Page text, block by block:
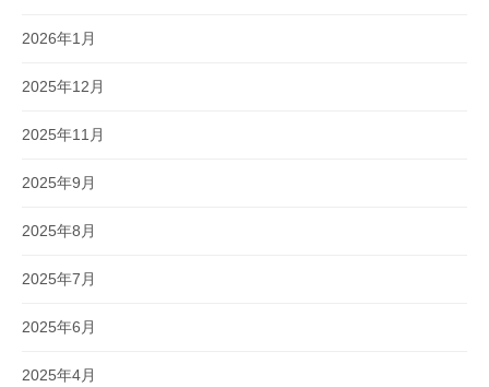
2026年1月
2025年12月
2025年11月
2025年9月
2025年8月
2025年7月
2025年6月
2025年4月